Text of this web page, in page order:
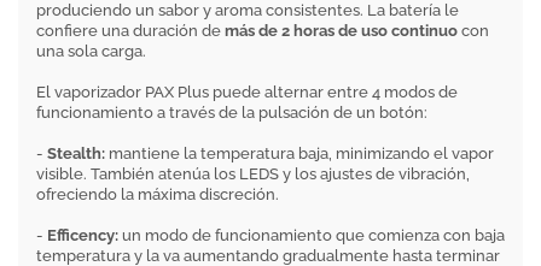
produciendo un sabor y aroma consistentes. La batería le
confiere una duración de más de 2 horas de uso continuo con
una sola carga.
El vaporizador PAX Plus puede alternar entre 4 modos de
funcionamiento a través de la pulsación de un botón:
- Stealth: mantiene la temperatura baja, minimizando el vapor
visible. También atenúa los LEDS y los ajustes de vibración,
ofreciendo la máxima discreción.
- Efficency: un modo de funcionamiento que comienza con baja
temperatura y la va aumentando gradualmente hasta terminar